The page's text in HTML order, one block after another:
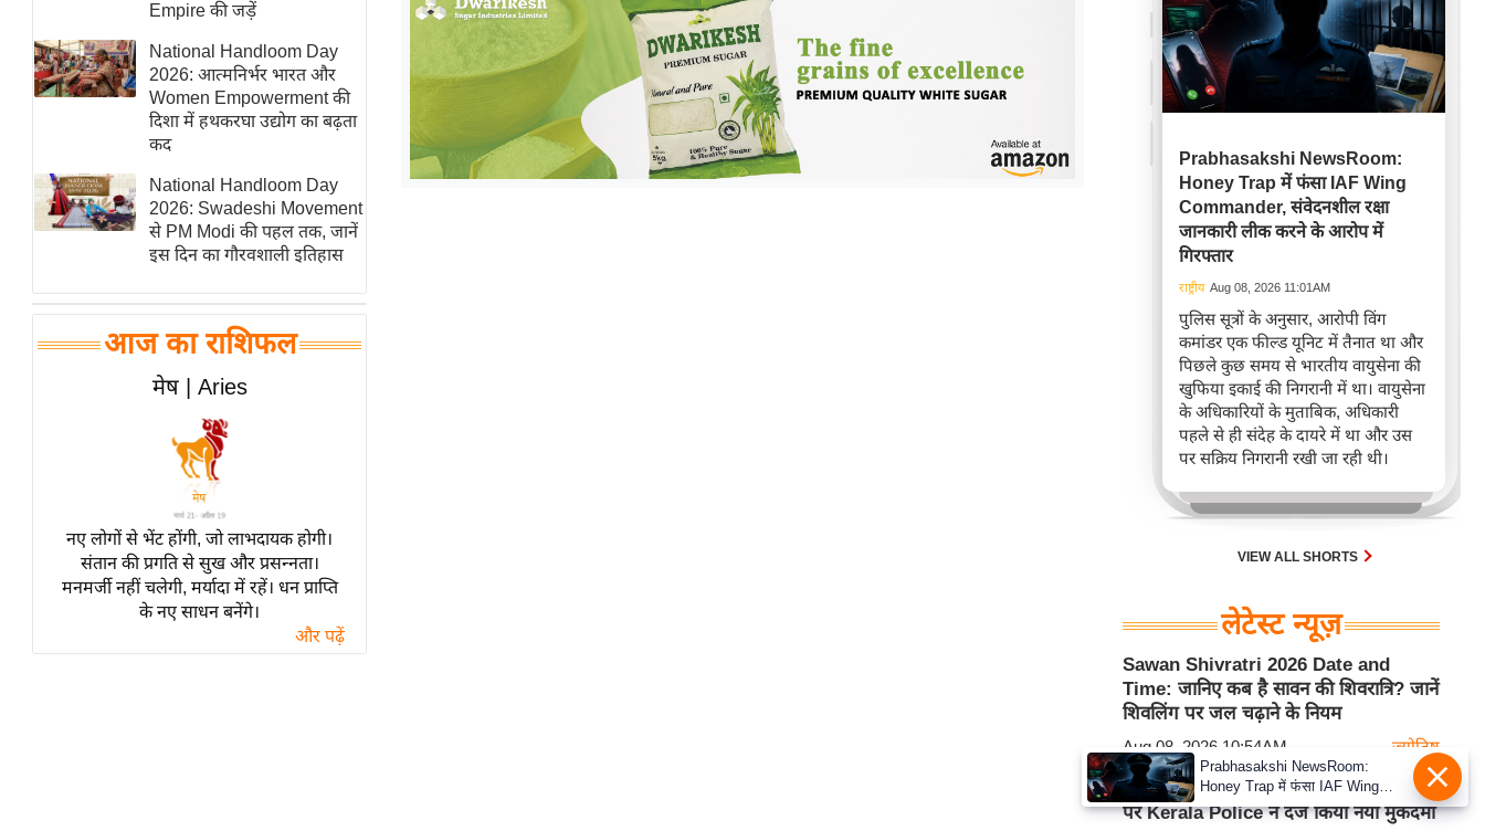
ई-पेपर
मिसाल बेमिसाल
शख्सियत
यंग इंडिया
साहित्य जगत
ऑटो वर्ल्ड
न्यूज ब्रीफ
बॉलीवुड
हॉलीवुड
फिल्म समीक्षा
लाइफस्टाइल
टेक्नॉलॉजी
ब्यूटी/फैशन
घरेलू नुस्खे
पर्यटन स्थल
फिटनेस मंत्रा
Empire की जड़ें
National Handloom Day
2026: आत्मनिर्भर भारत और
Women Empowerment की
दिशा में हथकरघा उद्योग का बढ़ता
कद
National Handloom Day
2026: Swadeshi Movement
से PM Modi की पहल तक, जानें
इस दिन का गौरवशाली इतिहास
आज का राशिफल
मेष | Aries
नए लोगों से भेंट होंगी, जो लाभदायक होगी।
संतान की प्रगति से सुख और प्रसन्नता।
मनमर्जी नहीं चलेगी, मर्यादा में रहें। धन प्राप्ति
के नए साधन बनेंगे।
और पढ़ें
Prabhasakshi NewsRoom:
Honey Trap में फंसा IAF Wing
Commander, संवेदनशील रक्षा
जानकारी लीक करने के आरोप में
गिरफ्तार
राष्ट्रीय Aug 08, 2026 11:01AM
पुलिस सूत्रों के अनुसार, आरोपी विंग
कमांडर एक फील्ड यूनिट में तैनात था और
पिछले कुछ समय से भारतीय वायुसेना की
खुफिया इकाई की निगरानी में था। वायुसेना
के अधिकारियों के मुताबिक, अधिकारी
पहले से ही संदेह के दायरे में था और उस
पर सक्रिय निगरानी रखी जा रही थी।
VIEW ALL SHORTS
लेटेस्ट न्यूज़
Sawan Shivratri 2026 Date and
Time: जानिए कब है सावन की शिवरात्रि? जानें
शिवलिंग पर जल चढ़ाने के नियम
Aug 08, 2026 10:54AM ज्योतिष
मुख्यमंत्री को जोकर बताने वाले अर्जुन अयांकी
पर Kerala Police ने दर्ज किया नया मुकदमा
Prabhasakshi NewsRoom:
Honey Trap में फंसा IAF Wing
Commander, संवेदनशील रक्षा